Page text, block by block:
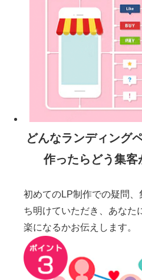
どんなランディング
作ったらどう集客
初めてのLP制作での疑問
ち明けていただき、あなた
楽になるかお伝えします。